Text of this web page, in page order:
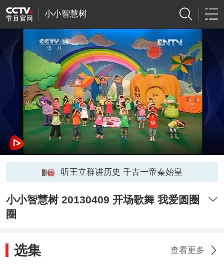
小小智慧树
听王立群讲历史 千古一帝秦始皇
小小智慧树 20130409 开场歌舞 我爱圆圈
圈
选集 查看更多